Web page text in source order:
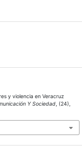
y violencia en Veracruz
Y Sociedad, (24),